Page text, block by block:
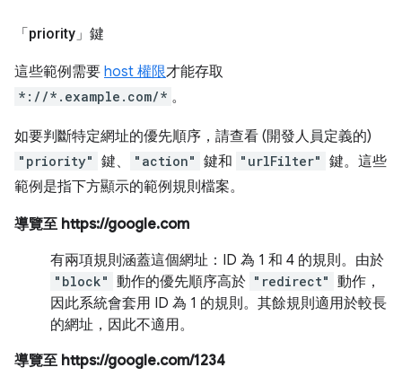
「priority」鍵
這些範例需要 host 權限才能存取
*://*.example.com/* 。
如要判斷特定網址的優先順序，請查看 (開發人員定義的)
"priority" 鍵、 "action" 鍵和 "urlFilter" 鍵。這些
範例是指下方顯示的範例規則檔案。
導覽至 https://google.com
有兩項規則涵蓋這個網址：ID 為 1 和 4 的規則。由於
"block" 動作的優先順序高於 "redirect" 動作，
因此系統會套用 ID 為 1 的規則。其餘規則適用於較長
的網址，因此不適用。
導覽至 https://google.com/1234